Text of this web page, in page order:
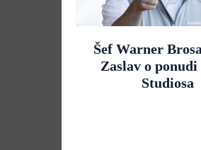
Šef Warner
Zaslav o ponudi
Studiosa